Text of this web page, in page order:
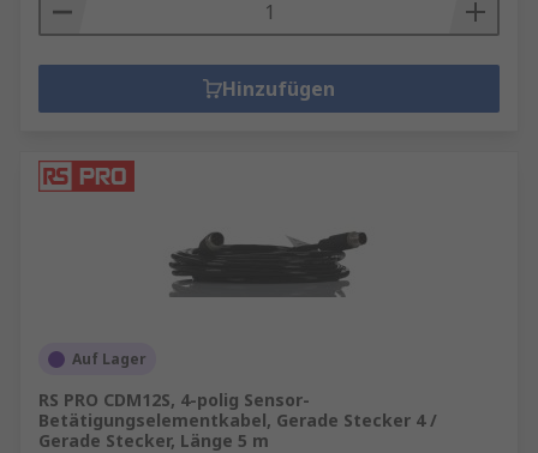
Hinzufügen
Auf Lager
RS PRO CDM12S, 4-polig Sensor-
Betätigungselementkabel, Gerade Stecker 4 /
Gerade Stecker, Länge 5 m